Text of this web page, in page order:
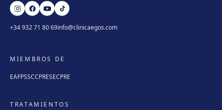
+34 932 71 80 69info@clinicaegos.com
MIEMBROS DE
EAFPSSCCPRESECPRE
TRATAMIENTOS